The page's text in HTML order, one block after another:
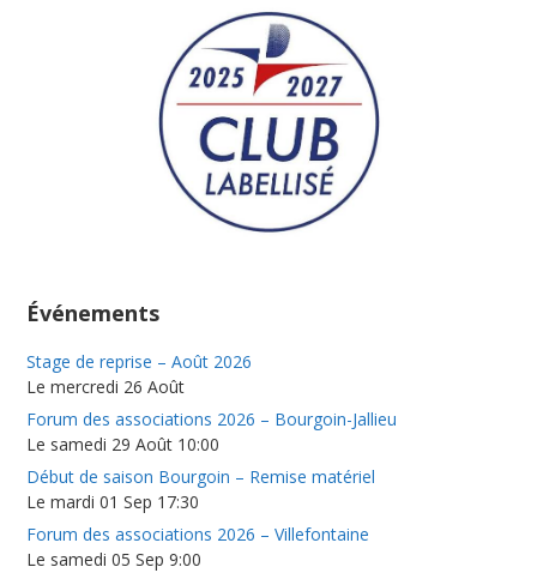
Événements
Stage de reprise – Août 2026
Le mercredi 26 Août
Forum des associations 2026 – Bourgoin-Jallieu
Le samedi 29 Août 10:00
Début de saison Bourgoin – Remise matériel
Le mardi 01 Sep 17:30
Forum des associations 2026 – Villefontaine
Le samedi 05 Sep 9:00